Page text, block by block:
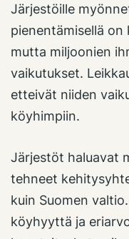
Järjestöille
pienentämisellä on
mutta miljoonien
vaikutukset.
etteivät niiden
köyhimpiin.
Järjestöt haluavat
tehneet
kuin Suomen
köyhyyttä ja